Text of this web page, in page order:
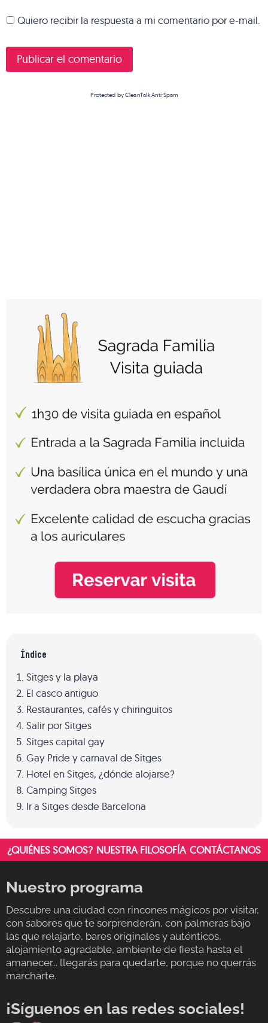
Quiero recibir la respuesta a mi comentario por e-mail.
Protected byCleanTalk Anti-Spam
Índice
Sitges y la playa
El casco antiguo
Restaurantes, cafés y chiringuitos
Salir por Sitges
Sitges capital gay
Gay Pride y carnaval de Sitges
Hotel en Sitges, ¿dónde alojarse?
Camping Sitges
Ir a Sitges desde Barcelona
¿QUIÉNES SOMOS? NUESTRA FILOSOFÍA CONTÁCTANOS
Nuestro programa
Descubre una ciudad con rincones mágicos por visitar,
con sabores que te sorprenderán, con palmeras bajo
las que relajarte, bares originales y auténticos,
alojamiento agradable, ambiente de fiesta hasta el
amanecer... llegarás para quedarte, porque no querrás
marcharte.
¡Síguenos en las redes sociales!